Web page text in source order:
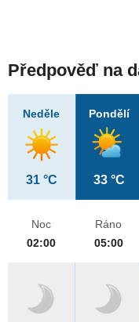
Předpověď na
Neděle
31 °C
Pondělí
33 °C
Noc
02:00
Ráno
05:00